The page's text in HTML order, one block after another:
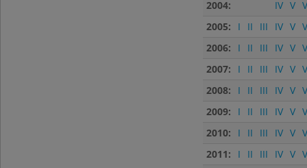
2004: IV V
2005:
I II III IV V
2006:
I II III IV V
2007:
I II III IV V
2008:
I II III IV V
2009:
I II III IV V
2010:
I II III IV V
2011:
I II III IV V